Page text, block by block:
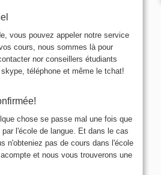
vous pouvez appeler notre service
cours, nous sommes là pour
nor conseillers étudiants
téléphone et même le tchat!
chose se passe mal une fois que
l'école de langue. Et dans le cas
n'obteniez pas de cours dans l'école
et nous vous trouverons une